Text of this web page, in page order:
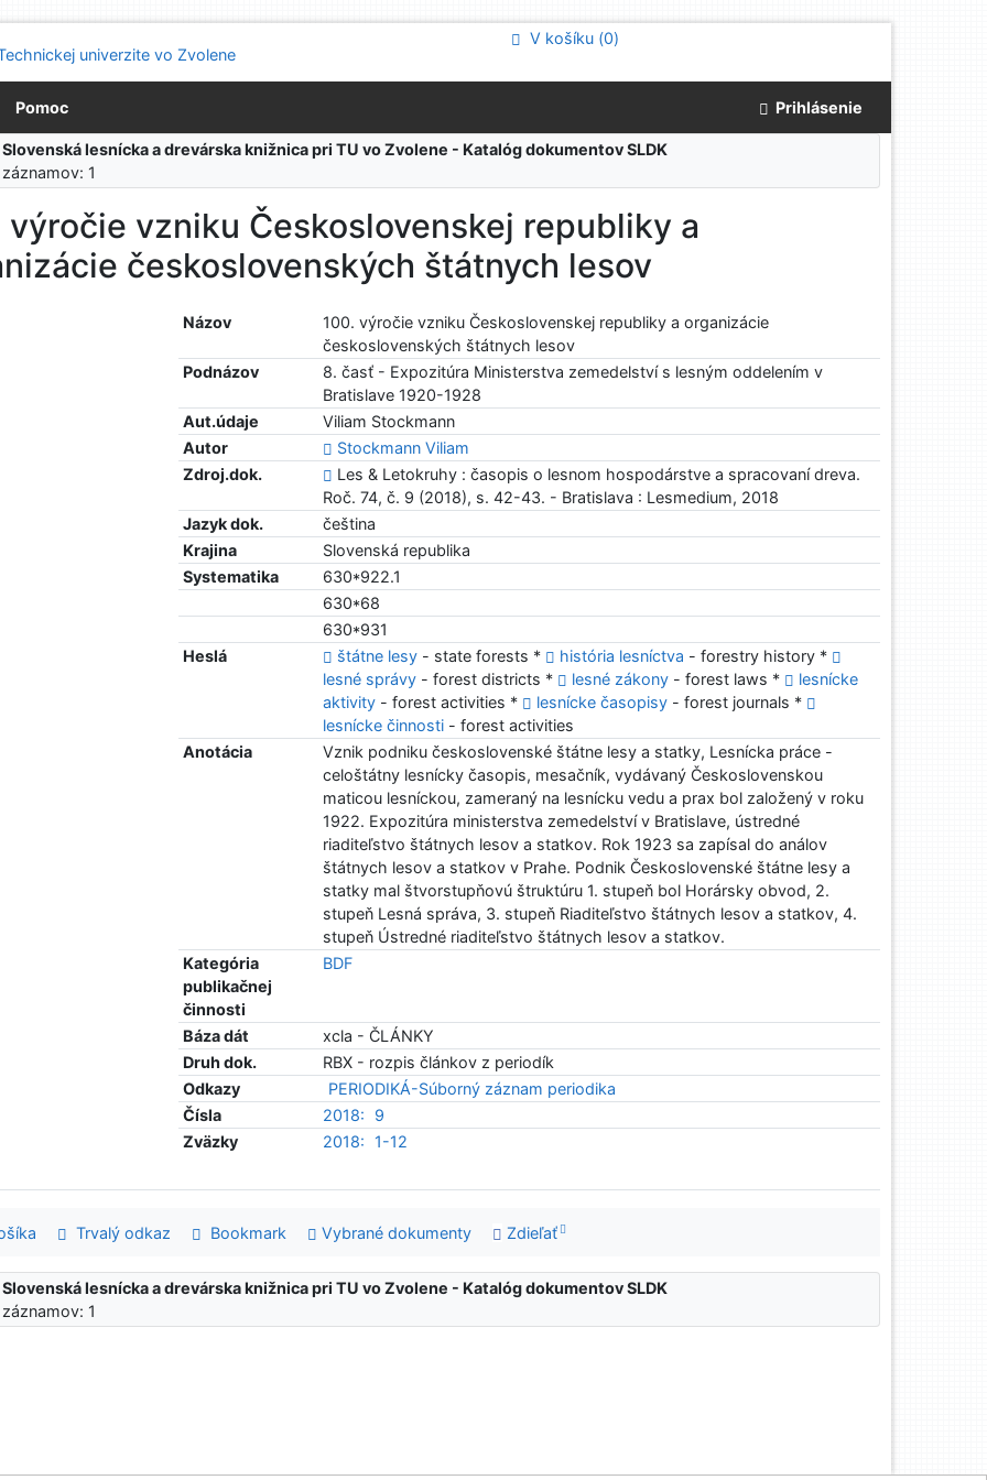
V košíku (0)
Pomoc Prihlásenie
Slovenská lesnícka a drevárska knižnica pri TU vo Zvolene - Katalóg dokumentov SLDK
1
výročie vzniku Československej republiky a
československých štátnych lesov
Názov
100. výročie vzniku Československej republiky a organizácie
československých štátnych lesov
Podnázov
8. časť - Expozitúra Ministerstva zemedelství s lesným oddelením v
Bratislave 1920-1928
Aut.údaje
Viliam Stockmann
Autor
Stockmann Viliam
Zdroj.dok.
Les & Letokruhy : časopis o lesnom hospodárstve a spracovaní dreva.
Roč. 74, č. 9 (2018), s. 42-43. - Bratislava : Lesmedium, 2018
Jazyk dok.
čeština
Krajina
Slovenská republika
Systematika
630*922.1
630*68
630*931
Heslá
štátne lesy - state forests * história lesníctva - forestry history *
lesné správy - forest districts * lesné zákony - forest laws *
lesnícke
aktivity - forest activities * lesnícke časopisy - forest journals *
lesnícke činnosti - forest activities
Anotácia
Vznik podniku československé štátne lesy a statky, Lesnícka práce -
celoštátny lesnícky časopis, mesačník, vydávaný Československou
maticou lesníckou, zameraný na lesnícku vedu a prax bol založený v roku
1922. Expozitúra ministerstva zemedelství v Bratislave, ústredné
riaditeľstvo štátnych lesov a statkov. Rok 1923 sa zapísal do análov
štátnych lesov a statkov v Prahe. Podnik Československé štátne lesy a
statky mal štvorstupňovú štruktúru 1. stupeň bol Horársky obvod, 2.
stupeň Lesná správa, 3. stupeň Riaditeľstvo štátnych lesov a statkov, 4.
stupeň Ústredné riaditeľstvo štátnych lesov a statkov.
Kategória
publikačnej
činnosti
BDF
Báza dát
xcla - ČLÁNKY
Druh dok.
RBX - rozpis článkov z periodík
Odkazy
PERIODIKÁ-Súborný záznam periodika
Čísla
2018:
9
Zväzky
2018: 1-12
Trvalý odkaz Bookmark Vybrané dokumenty Zdieľať
Slovenská lesnícka a drevárska knižnica pri TU vo Zvolene - Katalóg dokumentov SLDK
1